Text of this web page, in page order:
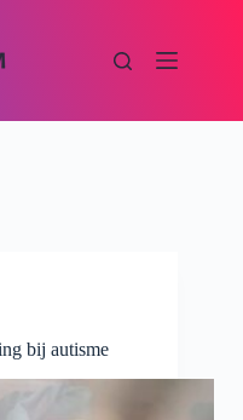
bij autisme